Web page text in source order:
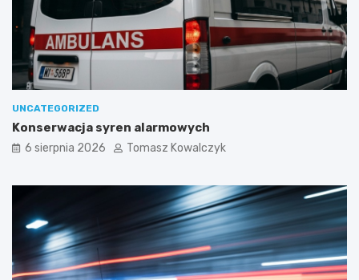
UNCATEGORIZED
Konserwacja syren alarmowych
6 sierpnia 2026 Tomasz Kowalczyk